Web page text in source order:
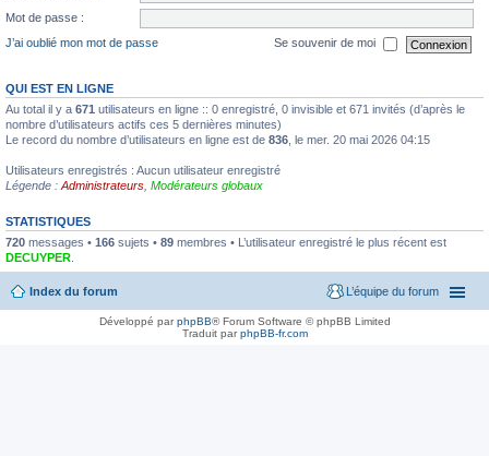
Mot de passe :
J’ai oublié mon mot de passe
Se souvenir de moi
QUI EST EN LIGNE
Au total il y a 671 utilisateurs en ligne :: 0 enregistré, 0 invisible et 671 invités (d’après le
nombre d’utilisateurs actifs ces 5 dernières minutes)
Le record du nombre d’utilisateurs en ligne est de 836 , le mer. 20 mai 2026 04:15
Utilisateurs enregistrés : Aucun utilisateur enregistré
Légende : Administrateurs Modérateurs globaux
STATISTIQUES
720 messages • 166 sujets • 89 membres • L’utilisateur enregistré le plus récent est
DECUYPER
Index du forum L’équipe du forum
Développé parphpBB® Forum Software © phpBB Limited
Traduit parphpBB-fr.com